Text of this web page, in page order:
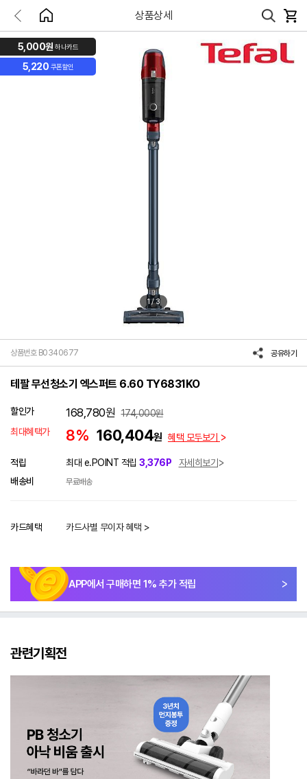
상품상세
5,000원 하나카드
5,220 쿠폰할인
1/3
상품번호 B0340677 공유하기
테팔 무선청소기 엑스퍼트 6.60 TY6831KO
할인가 168,780원 174,000원
최대혜택가
8% 160,404원 혜택 모두보기
적립 최대 e.POINT 적립 3,376P
자세히보기
배송비
무료배송
카드혜택 카드사별 무이자 혜택 >
APP에서 구매하면 1% 추가 적립
관련기획전